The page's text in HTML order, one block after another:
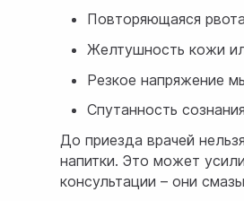
Повторяющаяся
Желтушность кожи
Резкое напряжение
Спутанность
До приезда врачей
напитки. Это может
консультации – они